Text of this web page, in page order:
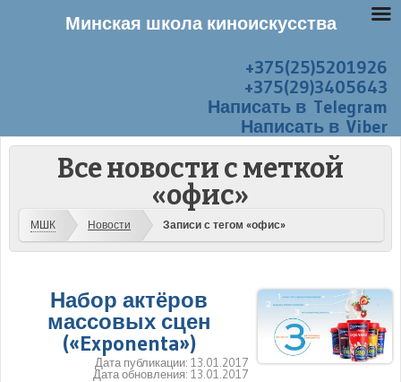
+375(25)5201926
+375(29)3405643
Написать в Telegram
Написать в Viber
Все новости с меткой
«офис»
МШК Новости Записи с тегом «офис»
Набор актёров
массовых сцен
(«Exponenta»)
Дата публикации: 13.01.2017
Дата обновления: 13.01.2017
Минская школа киноискусства